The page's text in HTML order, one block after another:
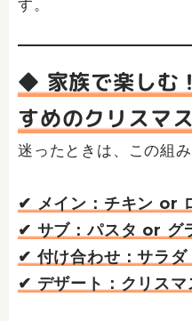
す。
◆ 家族で楽しむ
すめのクリスマ
迷ったときは、この組
✔ メイン：チキン or
✔ サブ：パスタ or グ
✔ 付け合わせ：サラダ
✔ デザート：クリスマ